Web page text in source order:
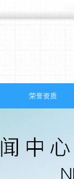
荣誉资质